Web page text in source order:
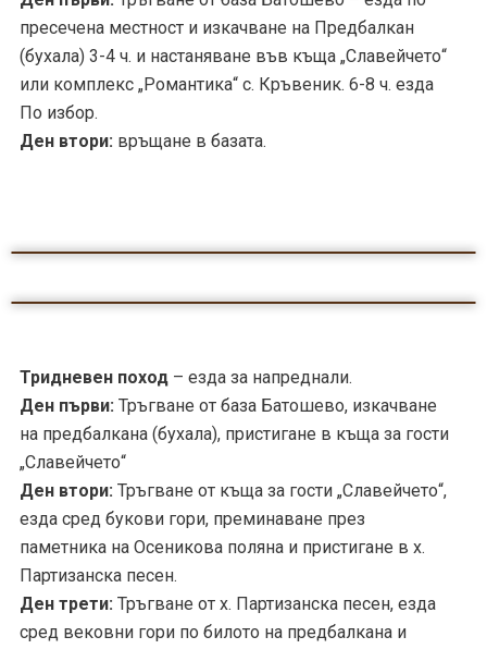
пресечена местност и изкачване на Предбалкан
(бухала) 3-4 ч. и настаняване във къща „Славейчето“
или комплекс „Романтика“ с. Кръвеник. 6-8 ч. езда
По избор.
Ден втори: връщане в базата.
Тридневен поход – езда за напреднали.
Ден първи: Тръгване от база Батошево, изкачване
на предбалкана (бухала), пристигане в къща за гости
„Славейчето“
Ден втори: Тръгване от къща за гости „Славейчето“,
езда сред букови гори, преминаване през
паметника на Осеникова поляна и пристигане в х.
Партизанска песен.
Ден трети: Тръгване от х. Партизанска песен, езда
сред вековни гори по билото на предбалкана и